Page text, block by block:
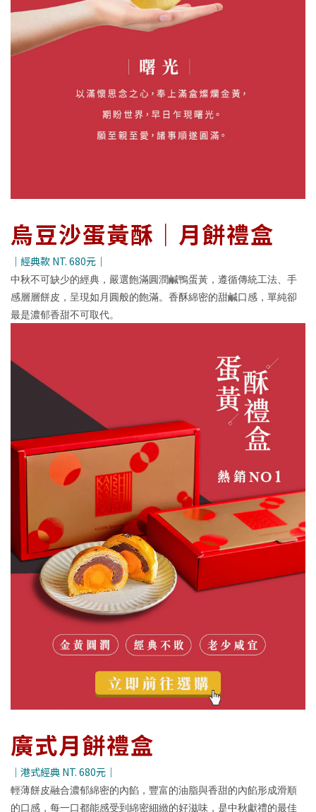
烏豆沙蛋黃酥｜月餅禮盒
｜經典款 NT. 680元｜
中秋不可缺少的經典，嚴選飽滿圓潤鹹鴨蛋黃，遵循傳統工法、手
感層層餅皮，呈現如月圓般的飽滿。香酥綿密的甜鹹口感，單純卻
最是濃郁香甜不可取代。
廣式月餅禮盒
｜港式經典 NT. 680元｜
輕薄餅皮融合濃郁綿密的內餡，豐富的油脂與香甜的內餡形成滑順
的口感，每一口都能感受到綿密細緻的好滋味，是中秋獻禮的最佳